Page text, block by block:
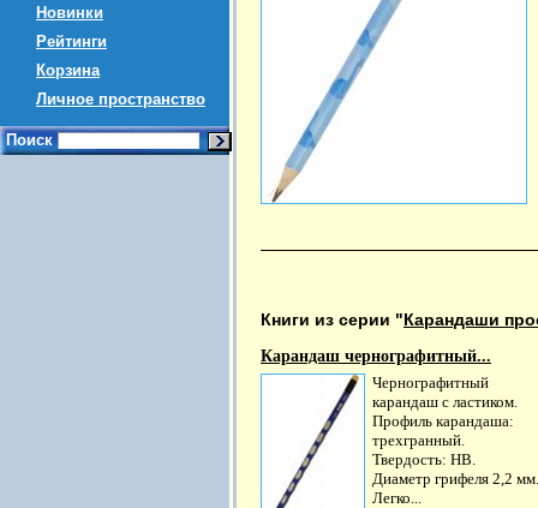
Новинки
Рейтинги
Корзина
Личное пространство
Поиск
Книги из серии "Карандаши
Карандаш чернографитный...
Чернографитный
карандаш с ластиком.
Профиль карандаша:
трехгранный.
Твердость: HB.
Диаметр грифеля 2,2 мм.
Легко...